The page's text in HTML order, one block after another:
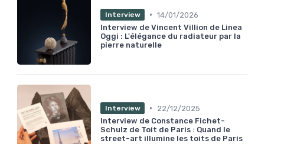
Interview • 14/01/2026
Interview de Vincent Villion de Linea
Oggi : L'élégance du radiateur par la
pierre naturelle
Interview •
22/12/2025
Interview de Constance Fichet-
Schulz de Toit de Paris : Quand le
street-art illumine les toits de Paris